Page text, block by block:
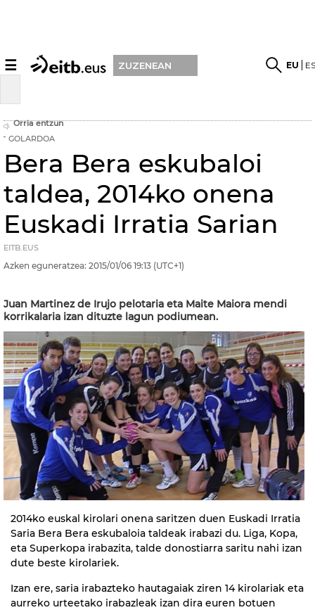
☰ ZUZENEAN EU
Orria entzun
GOLARDOA
Bera Bera eskubaloi
taldea, 2014ko onena
Euskadi Irratia Sarian
EITB.EUS
Azken eguneratzea: 2015/01/06 19:13 (UTC+1)
Juan Martinez de Irujo pelotaria eta Maite Maiora mendi
korrikalaria izan dituzte lagun podiumean.
2014ko euskal kirolari onena saritzen duen Euskadi Irratia
Saria Bera Bera eskubaloia taldeak irabazi du. Liga, Kopa,
eta Superkopa irabazita, talde donostiarra saritu nahi izan
dute beste kirolariek.
Izan ere, saria irabazteko hautagaiak ziren 14 kirolariak eta
aurreko urteetako irabazleak izan dira euren botuen